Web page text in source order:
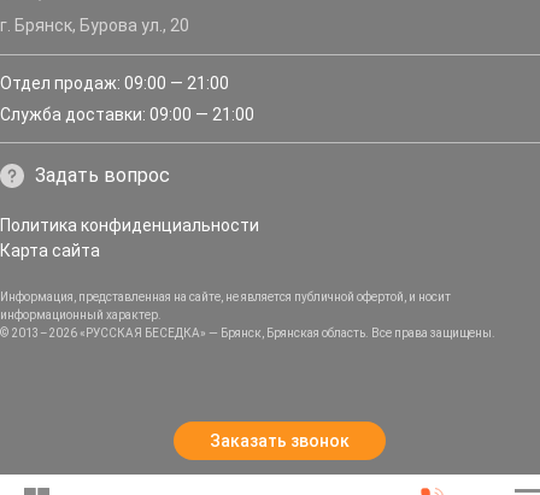
г. Брянск, Бурова ул., 20
Отдел продаж: 09:00 — 21:00
Служба доставки: 09:00 — 21:00
Задать вопрос
Политика конфиденциальности
Карта сайта
© 2013–2026 «РУССКАЯ БЕСЕДКА» — Брянск, Брянская область. Все права защищены.
Информация, представленная на сайте, не является публичной офертой, и носит
информационный характер.
Заказать звонок